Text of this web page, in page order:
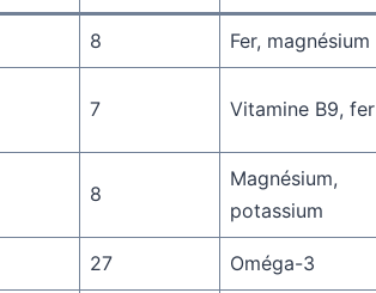
8 Fer, magnésium
7 Vitamine B9, fer
8
Magnésium,
potassium
27 Oméga-3